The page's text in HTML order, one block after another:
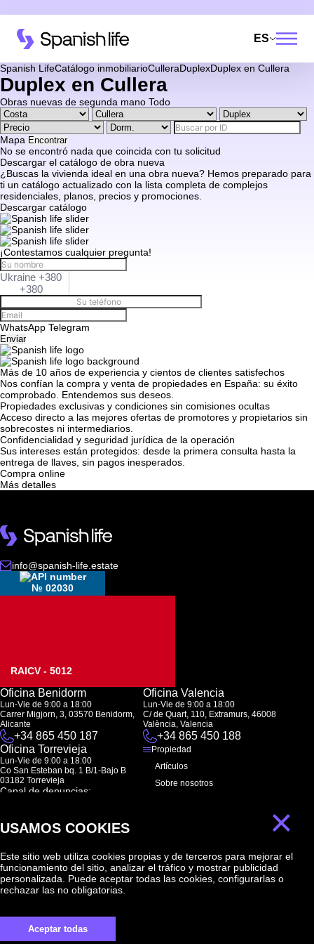
ES
Spanish LifeCatálogo inmobiliarioCulleraDuplexDuplex en Cullera
Duplex en Cullera
Obras nuevas de segunda mano Todo
Mapa Encontrar
No se encontró nada que coincida con tu solicitud
Descargar el catálogo de obra nueva
¿Buscas la vivienda ideal en una obra nueva? Hemos preparado para
ti un catálogo actualizado con la lista completa de complejos
residenciales, planos, precios y promociones.
Descargar catálogo
¡Contestamos cualquier pregunta!
Ukraine +380
+380
WhatsApp Telegram
Enviar
Más de 10 años de experiencia y cientos de clientes satisfechos
Nos confían la compra y venta de propiedades en España: su éxito
comprobado. Entendemos sus deseos.
Propiedades exclusivas y condiciones sin comisiones ocultas
Acceso directo a las mejores ofertas de promotores y propietarios sin
sobrecostes ni intermediarios.
Confidencialidad y seguridad jurídica de la operación
Sus intereses están protegidos: desde la primera consulta hasta la
entrega de llaves, sin pagos inesperados.
Compra online
Más detalles
info@spanish-life.estate
№ 02030
RAICV - 5012
Oficina Benidorm
Lun-Vie de 9:00 a 18:00
Carrer Migjorn, 3, 03570 Benidorm,
Alicante
+34 865 450 187
Oficina Valencia
Lun-Vie de 9:00 a 18:00
C/ de Quart, 110, Extramurs, 46008
València, Valencia
+34 865 450 188
Oficina Torrevieja
Lun-Vie de 9:00 a 18:00
Co San Esteban bq. 1 B/1-Bajo B
03182 Torrevieja
Canal de denuncias:
Propiedad
Artículos
Sobre nosotros
Suscripción
Suscríbase a nuestras noticias. Envío semanal
¡Gracias!
Hemos recibido su
¡Gracias!
Le devolveremos la
llamada
Deje sus datos de contacto y nos pondremos en
contacto con usted en breve.
×
USAMOS COOKIES
Este sitio web utiliza cookies propias y de terceros para mejorar el
funcionamiento del sitio, analizar el tráfico y mostrar publicidad
personalizada. Puede aceptar todas las cookies, configurarlas o
rechazar las no obligatorias.
Aceptar todas